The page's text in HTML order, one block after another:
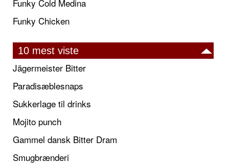
Funky Cold Medina
Funky Chicken
10 mest viste
Jägermeister Bitter
Paradisæblesnaps
Sukkerlage til drinks
Mojito punch
Gammel dansk Bitter Dram
Smugbrænderi